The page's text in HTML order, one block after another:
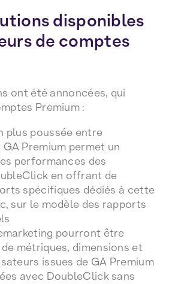
disponibles
de comptes
ont été annoncées, qui
Premium :
plus poussée entre
Premium permet un
performances des
en offrant de
spécifiques dédiés à cette
sur le modèle des rapports
pourront être
métriques, dimensions et
issues de GA Premium
avec DoubleClick sans